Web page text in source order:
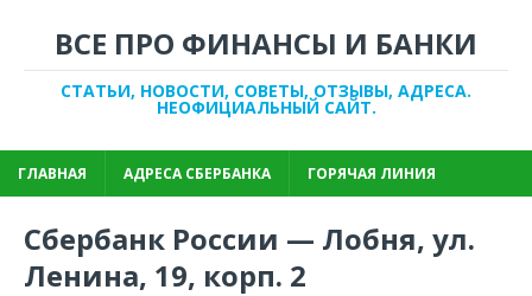
ВСЕ ПРО ФИНАНСЫ И БАНКИ
СТАТЬИ, НОВОСТИ, СОВЕТЫ, ОТЗЫВЫ, АДРЕСА.
НЕОФИЦИАЛЬНЫЙ САЙТ.
ГЛАВНАЯ АДРЕСА СБЕРБАНКА ГОРЯЧАЯ ЛИНИЯ
Сбербанк России — Лобня, ул.
Ленина, 19, корп. 2